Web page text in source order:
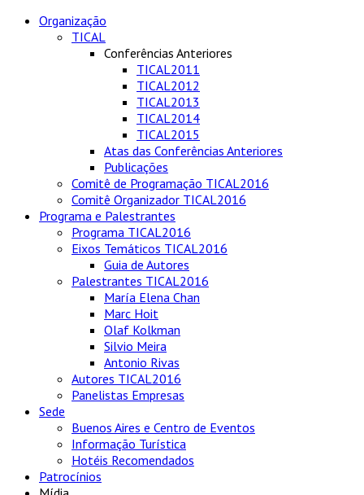
Organização
TICAL
Conferências Anteriores
TICAL2011
TICAL2012
TICAL2013
TICAL2014
TICAL2015
Atas das Conferências Anteriores
Publicações
Comitê de Programação TICAL2016
Comitê Organizador TICAL2016
Programa e Palestrantes
Programa TICAL2016
Eixos Temáticos TICAL2016
Guia de Autores
Palestrantes TICAL2016
María Elena Chan
Marc Hoit
Olaf Kolkman
Silvio Meira
Antonio Rivas
Autores TICAL2016
Panelistas Empresas
Sede
Buenos Aires e Centro de Eventos
Informação Turística
Hotéis Recomendados
Patrocínios